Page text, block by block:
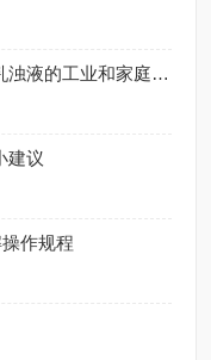
在线式乳化机对于需要大量制作乳浊液的工业和家庭来说都非常有用
建议
作规程